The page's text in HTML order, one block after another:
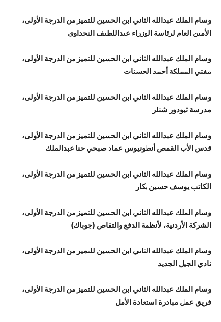
وسام الملك عبدالله الثاني ابن الحسين للتميز من الدرجة الأولى،
الأمين العام لرئاسة الوزراء عبداللطيف النجداوي
وسام الملك عبدالله الثاني ابن الحسين للتميز من الدرجة الأولى،
مفتي المملكة أحمد الحسنات
وسام الملك عبدالله الثاني ابن الحسين للتميز من الدرجة الأولى،
مدرسة ثيودور شنلر
وسام الملك عبدالله الثاني ابن الحسين للتميز من الدرجة الأولى،
قدس الأب القمص أنطونيوس عماد صبحي حنا عبدالملك
وسام الملك عبدالله الثاني ابن الحسين للتميز من الدرجة الأولى،
الكاتب يوسف حسين بكار
وسام الملك عبدالله الثاني ابن الحسين للتميز من الدرجة الأولى،
الشركة الأردنية، لأنظمة الدفع والتقاص (جوباك)
وسام الملك عبدالله الثاني ابن الحسين للتميز من الدرجة الأولى،
نادي الجيل الجديد
وسام الملك عبدالله الثاني ابن الحسين للتميز من الدرجة الأولى،
فريق عمل مبادرة استعادة الأمل